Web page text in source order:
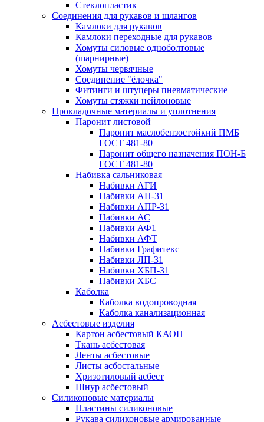
Стеклопластик
Соединения для рукавов и шлангов
Камлоки для рукавов
Камлоки переходные для рукавов
Хомуты силовые одноболтовые
(шарнирные)
Хомуты червячные
Соединение "ёлочка"
Фитинги и штуцеры пневматические
Хомуты стяжки нейлоновые
Прокладочные материалы и уплотнения
Паронит листовой
Паронит маслобензостойкий ПМБ
ГОСТ 481-80
Паронит общего назначения ПОН-Б
ГОСТ 481-80
Набивка сальниковая
Набивки АГИ
Набивки АП-31
Набивки АПР-31
Набивки АС
Набивки АФ1
Набивки АФТ
Набивки Графитекс
Набивки ЛП-31
Набивки ХБП-31
Набивки ХБС
Каболка
Каболка водопроводная
Каболка канализационная
Асбестовые изделия
Картон асбестовый КАОН
Ткань асбестовая
Ленты асбестовые
Листы асбостальные
Хризотиловый асбеcт
Шнур асбестовый
Силиконовые материалы
Пластины силиконовые
Рукава силиконовые армированные